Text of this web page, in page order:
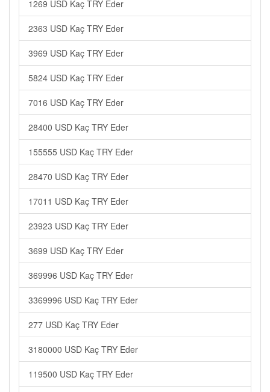
1269 USD Kaç TRY Eder
2363 USD Kaç TRY Eder
3969 USD Kaç TRY Eder
5824 USD Kaç TRY Eder
7016 USD Kaç TRY Eder
28400 USD Kaç TRY Eder
155555 USD Kaç TRY Eder
28470 USD Kaç TRY Eder
17011 USD Kaç TRY Eder
23923 USD Kaç TRY Eder
3699 USD Kaç TRY Eder
369996 USD Kaç TRY Eder
3369996 USD Kaç TRY Eder
277 USD Kaç TRY Eder
3180000 USD Kaç TRY Eder
119500 USD Kaç TRY Eder